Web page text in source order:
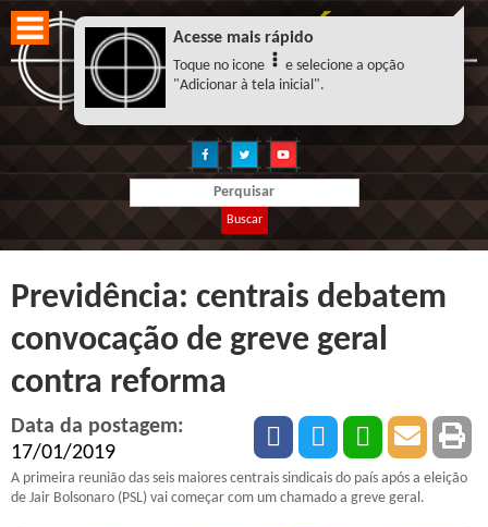
Buscar
Previdência: centrais debatem
convocação de greve geral
contra reforma
Data da postagem:
17/01/2019
A primeira reunião das seis maiores centrais sindicais do país após a eleição
de Jair Bolsonaro (PSL) vai começar com um chamado a greve geral.
Acesse mais rápido
Toque no icone
e selecione a opção
"Adicionar à tela inicial".